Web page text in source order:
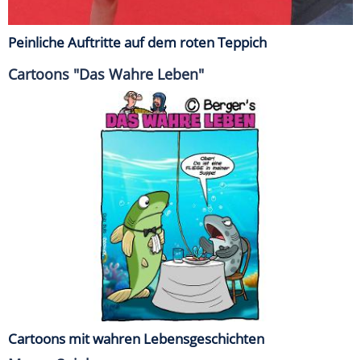
Peinliche Auftritte auf dem roten Teppich
Cartoons "Das Wahre Leben"
Cartoons mit wahren Lebensgeschichten